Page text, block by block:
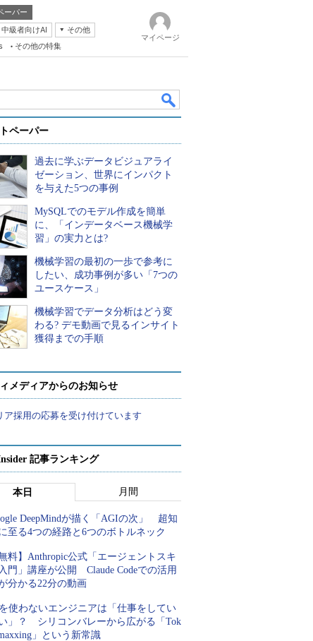
ーパー
級者向けAI
その他
その他の特集
マイページ
ペーパー
過去に学ぶデータビジュアライ
ゼーション、世界にインパクト
を与えた5つの事例
MySQLでのモデル作成を簡単
に、「インデータベース機械学
習」の実力とは?
機械学習の最初の一歩で参考に
したい、成功事例が多い「7つの
ユースケース」
機械学習でデータ分析はどう変
わる? デモ動画で見るインサイト
獲得までの手順
メディアからのお知らせ
ア採用の応募を受け付けています
記事ランキング
本日 月間
DeepMindが描く「AGIの次」 超知
至る4つの経路と6つのボトルネック
無料】Anthropic公式「エージェントスキ
門」講座が公開 Claude Codeでの活用
分かる22分の動画
使わないエンジニアは「仕事をしてい
」？ シリコンバレーから広がる「Tok
」という新常識